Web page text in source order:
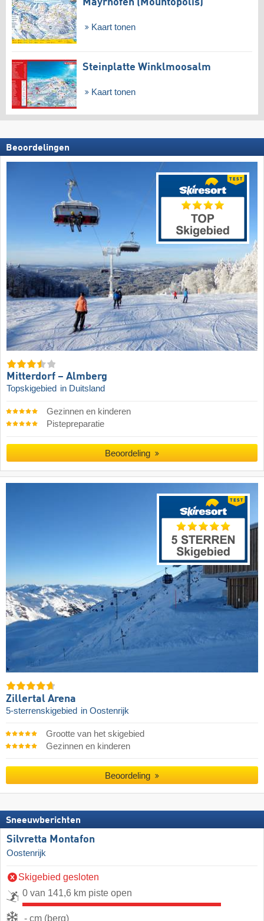
Mayrhofen (Mountopolis)
Kaart tonen
Steinplatte Winklmoosalm
Kaart tonen
Beoordelingen
Mitterdorf – Almberg
Topskigebied in Duitsland
Gezinnen en kinderen
Pistepreparatie
Beoordeling
Zillertal Arena
5-sterrenskigebied in Oostenrijk
Grootte van het skigebied
Gezinnen en kinderen
Beoordeling
Sneeuwberichten
Silvretta Montafon
Oostenrijk
Skigebied gesloten
0 van 141,6 km piste open
- cm (berg)